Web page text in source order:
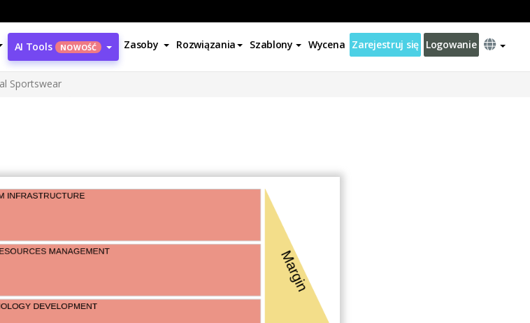
AI Tools NOWOŚĆ Zasoby Rozwiązania Szablony Wycena Zarejestruj się Logowanie
Sportswear